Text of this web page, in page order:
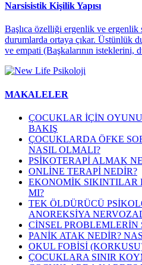
Narsisistik Kişilik Yapısı
Başlıca özelliği ergenlik ve ergenlik
durumlarda ortaya çıkar. Üstünlük
ve empati (Başkalarının isteklerini,
MAKALELER
ÇOCUKLAR İÇİN
BAKIŞ
ÇOCUKLARDA ÖFKE
NASIL OLMALI?
PSİKOTERAPİ ALMAK
ONLİNE TERAPİ NEDİR?
EKONOMİK SIKINTILAR
MI?
TEK ÖLDÜRÜCÜ
ANOREKSİYA
CİNSEL PROBLEMLERİN
PANİK ATAK NEDİR?
OKUL FOBİSİ
ÇOCUKLARA SINIR